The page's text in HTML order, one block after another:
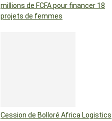
millions de FCFA pour financer 18
projets de femmes
Cession de Bolloré Africa Logistics